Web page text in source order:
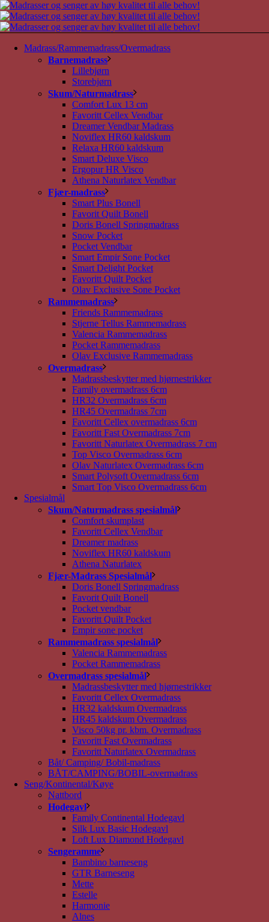
Madrass/Rammemadrass/Overmadrass
Barnemadrass
Lillebjørn
Storebjørn
Skum/Naturmadrass
Comfort Lux 13 cm
Favoritt Cellex Vendbar
Dreamer Vendbar Madrass
Noviflex HR60 kaldskum
Relaxa HR60 kaldskum
Smart Deluxe Visco
Ergopur HR Visco
Athena Naturlatex Vendbar
Fjær-madrass
Smart Plus Bonell
Favorit Quilt Bonell
Doris Bonell Springmadrass
Snow Pocket
Pocket Vendbar
Smart Empir Sone Pocket
Smart Delight Pocket
Favoritt Quilt Pocket
Olav Exclusive Sone Pocket
Rammemadrass
Friends Rammemadrass
Stjerne Tellus Rammemadrass
Valencia Rammemadrass
Pocket Rammemadrass
Olav Exclusive Rammemadrass
Overmadrass
Madrassbeskytter med hjørnestrikker
Family overmadrass 6cm
HR32 Overmadrass 6cm
HR45 Overmadrass 7cm
Favoritt Cellex overmadrass 6cm
Favoritt Fast Overmadrass 7cm
Favoritt Naturlatex Overmadrass 7 cm
Top Visco Overmadrass 6cm
Olav Naturlatex Overmadrass 6cm
Smart Polysoft Overmadrass 6cm
Smart Top Visco Overmadrass 6cm
Spesialmål
Skum/Naturmadrass spesialmål
Comfort skumplast
Favoritt Cellex Vendbar
Dreamer madrass
Noviflex HR60 kaldskum
Athena Naturlatex
Fjær-Madrass Spesialmål
Doris Bonell Springmadrass
Favorit Quilt Bonell
Pocket vendbar
Favoritt Quilt Pocket
Empir sone pocket
Rammemadrass spesialmål
Valencia Rammemadrass
Pocket Rammemadrass
Overmadrass spesialmål
Madrassbeskytter med hjørnestrikker
Favoritt Cellex Overmadrass
HR32 kaldskum Overmadrass
HR45 kaldskum Overmadrass
Visco 50kg pr. kbm. Overmadrass
Favoritt Fast Overmadrass
Favoritt Naturlatex Overmadrass
Båt/ Camping/ Bobil-madrass
BÅT/CAMPING/BOBIL-overmadrass
Seng/Kontinental/Køye
Nattbord
Hodegavl
Family Continental Hodegavl
Silk Lux Basic Hodegavl
Loft Lux Diamond Hodegavl
Sengeramme
Bambino barneseng
GTR Barneseng
Mette
Estelle
Harmonie
Alnes